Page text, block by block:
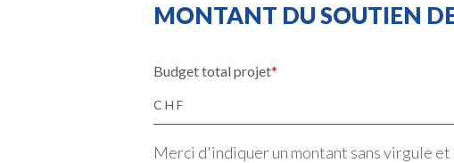
MONTANT DU SOUTIEN
Budget total projet
CHF
Merci d'indiquer un montant sans virgule et